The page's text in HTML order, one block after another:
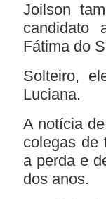
Joilson
candidato
Fátima do
Solteiro,
Luciana.
A notícia
colegas de
a perda e
dos anos.